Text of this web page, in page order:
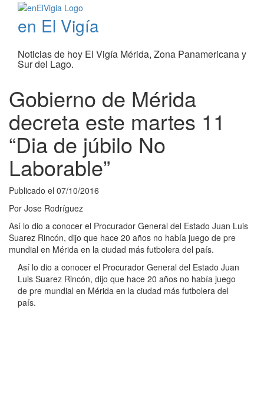
en El Vigía
Noticias de hoy El Vigía Mérida, Zona Panamericana y
Sur del Lago.
Gobierno de Mérida
decreta este martes 11
“Dia de júbilo No
Laborable”
Publicado el 07/10/2016
Por Jose Rodríguez
Así lo dio a conocer el Procurador General del Estado Juan Luis
Suarez Rincón, dijo que hace 20 años no había juego de pre
mundial en Mérida en la ciudad más futbolera del país.
Así lo dio a conocer el Procurador General del Estado Juan
Luis Suarez Rincón, dijo que hace 20 años no había juego
de pre mundial en Mérida en la ciudad más futbolera del
país.